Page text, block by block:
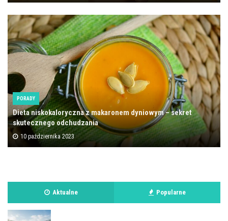
PORADY
Dieta niskokaloryczna z makaronem dyniowym – sekret
skutecznego odchudzania
10 października 2023
Aktualne Popularne